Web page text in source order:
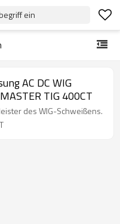
ein
AC DC WIG
TIG 400CT
des WIG-Schweißens.